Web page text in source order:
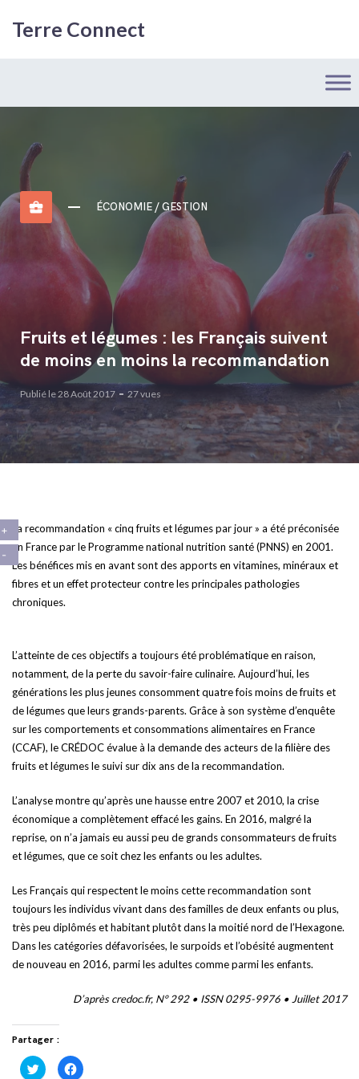
Terre Connect
business_center ÉCONOMIE / GESTION
Fruits et légumes : les Français suivent
de moins en moins la recommandation
Publié le 28 Août 2017 27 vues
La recommandation « cinq fruits et légumes par jour » a été préconisée
en France par le Programme national nutrition santé (PNNS) en 2001.
Les bénéfices mis en avant sont des apports en vitamines, minéraux et
fibres et un effet protecteur contre les principales pathologies
chroniques.
L’atteinte de ces objectifs a toujours été problématique en raison,
notamment, de la perte du savoir-faire culinaire. Aujourd’hui, les
générations les plus jeunes consomment quatre fois moins de fruits et
de légumes que leurs grands-parents. Grâce à son système d’enquête
sur les comportements et consommations alimentaires en France
(CCAF), le CRÉDOC évalue à la demande des acteurs de la filière des
fruits et légumes le suivi sur dix ans de la recommandation.
L’analyse montre qu’après une hausse entre 2007 et 2010, la crise
économique a complètement effacé les gains. En 2016, malgré la
reprise, on n’a jamais eu aussi peu de grands consommateurs de fruits
et légumes, que ce soit chez les enfants ou les adultes.
Les Français qui respectent le moins cette recommandation sont
toujours les individus vivant dans des familles de deux enfants ou plus,
très peu diplômés et habitant plutôt dans la moitié nord de l’Hexagone.
Dans les catégories défavorisées, le surpoids et l’obésité augmentent
de nouveau en 2016, parmi les adultes comme parmi les enfants.
D’après credoc.fr, N° 292 • ISSN 0295-9976 • Juillet 2017
Partager :
Cliquez
pour
Cliquez
pour